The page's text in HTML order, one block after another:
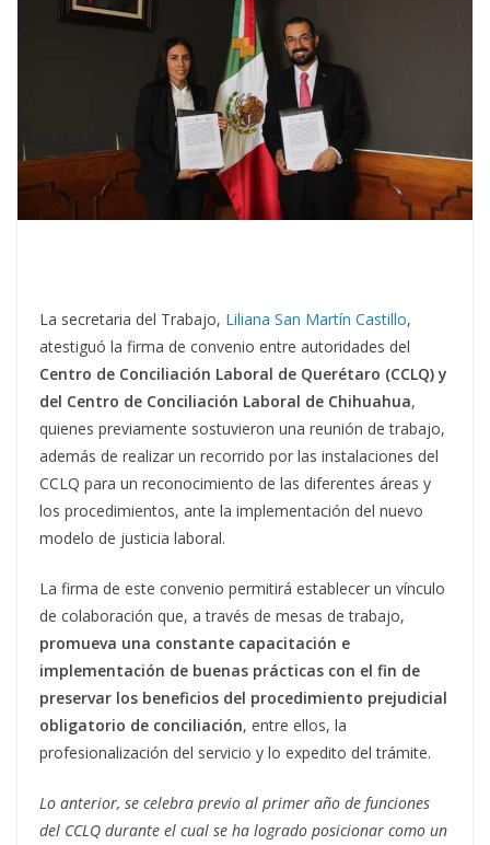
La secretaria del Trabajo, Liliana San Martín Castillo,
atestiguó la firma de convenio entre autoridades del
Centro de Conciliación Laboral de Querétaro (CCLQ) y
del Centro de Conciliación Laboral de Chihuahua,
quienes previamente sostuvieron una reunión de trabajo,
además de realizar un recorrido por las instalaciones del
CCLQ para un reconocimiento de las diferentes áreas y
los procedimientos, ante la implementación del nuevo
modelo de justicia laboral.
La firma de este convenio permitirá establecer un vínculo
de colaboración que, a través de mesas de trabajo,
promueva una constante capacitación e
implementación de buenas prácticas con el fin de
preservar los beneficios del procedimiento prejudicial
obligatorio de conciliación, entre ellos, la
profesionalización del servicio y lo expedito del trámite.
Lo anterior, se celebra previo al primer año de funciones
del CCLQ durante el cual se ha logrado posicionar como un